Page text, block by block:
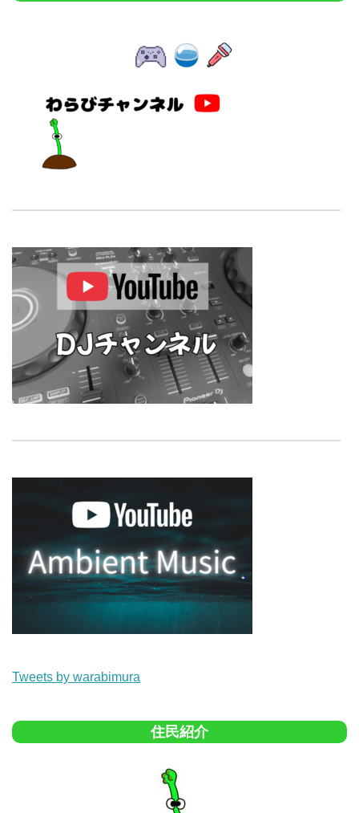
Tweets by warabimura
住民紹介